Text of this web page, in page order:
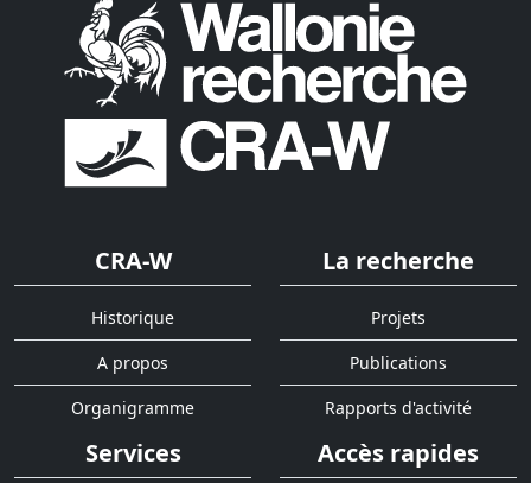
CRA-W
Historique
A propos
Organigramme
La recherche
Projets
Publications
Rapports d'activité
Services Accès rapides